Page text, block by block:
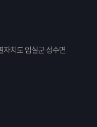
치도 임실군 성수면